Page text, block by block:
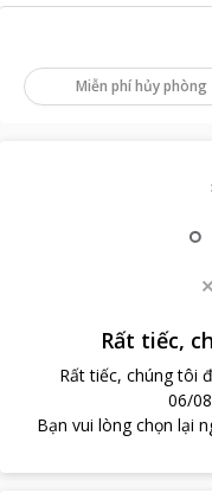
Miễn phí hủy phòng
Rất tiếc,
Rất tiếc, chúng tôi
06/
Bạn vui lòng chọn lại